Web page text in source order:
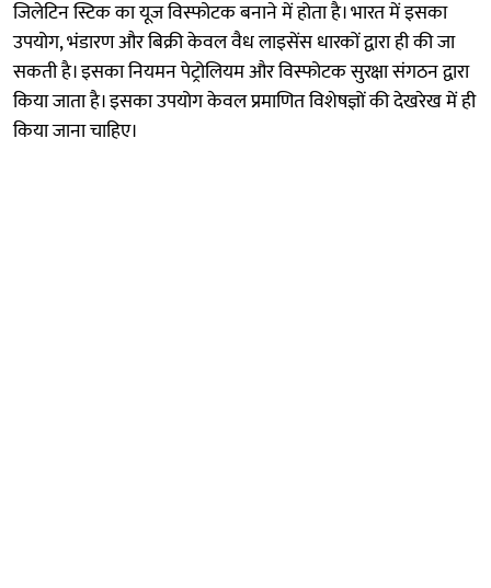
जिलेटिन स्टिक का यूज विस्फोटक बनाने में होता है। भारत में इसका
उपयोग, भंडारण और बिक्री केवल वैध लाइसेंस धारकों द्वारा ही की जा
सकती है। इसका नियमन पेट्रोलियम और विस्फोटक सुरक्षा संगठन द्वारा
किया जाता है। इसका उपयोग केवल प्रमाणित विशेषज्ञों की देखरेख में ही
किया जाना चाहिए।